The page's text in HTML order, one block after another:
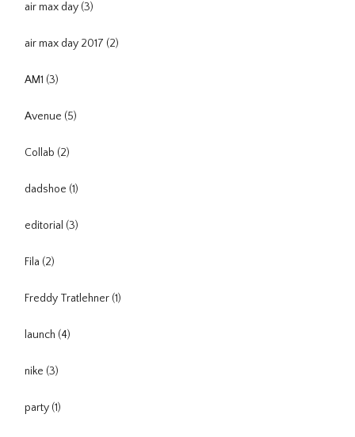
air max day (3)
air max day 2017 (2)
AM1 (3)
Avenue (5)
Collab (2)
dadshoe (1)
editorial (3)
Fila (2)
Freddy Tratlehner (1)
launch (4)
nike (3)
party (1)